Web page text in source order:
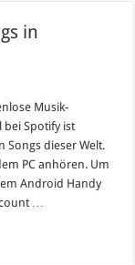
in
Musik-
bei Spotify ist
Songs dieser Welt.
PC anhören. Um
Android Handy
…